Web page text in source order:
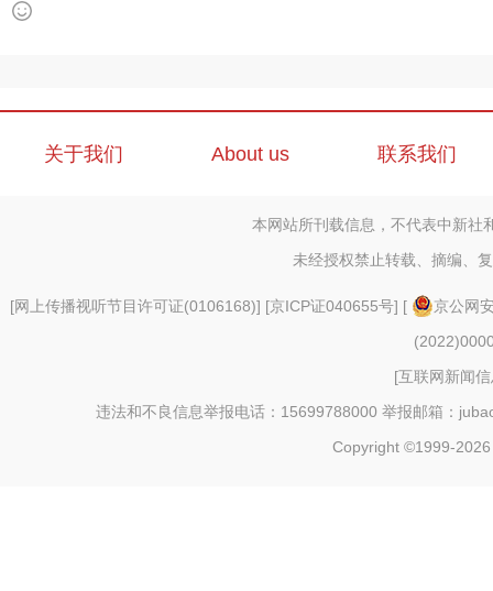
关于我们 About us 联系我们
本网站所刊载信息，不代表中新社
未经授权禁止转载、摘编、
[网上传播视听节目许可证(0106168)] [京ICP证040655号] [
京公网
[互联网新闻
违法和不良信息举报电话：15699788000 举报邮箱：
Copyright ©1999-